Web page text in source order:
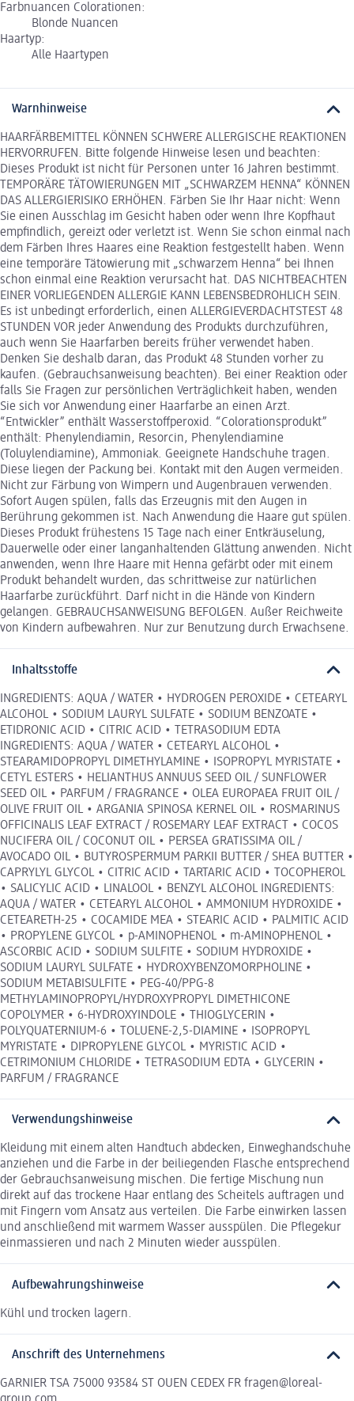
Farbnuancen Colorationen:
Blonde Nuancen
Haartyp:
Alle Haartypen
Warnhinweise
HAARFÄRBEMITTEL KÖNNEN SCHWERE ALLERGISCHE REAKTIONEN
HERVORRUFEN. Bitte folgende Hinweise lesen und beachten:
Dieses Produkt ist nicht für Personen unter 16 Jahren bestimmt.
TEMPORÄRE TÄTOWIERUNGEN MIT „SCHWARZEM HENNA“ KÖNNEN
DAS ALLERGIERISIKO ERHÖHEN. Färben Sie Ihr Haar nicht: Wenn
Sie einen Ausschlag im Gesicht haben oder wenn Ihre Kopfhaut
empfindlich, gereizt oder verletzt ist. Wenn Sie schon einmal nach
dem Färben Ihres Haares eine Reaktion festgestellt haben. Wenn
eine temporäre Tätowierung mit „schwarzem Henna“ bei Ihnen
schon einmal eine Reaktion verursacht hat. DAS NICHTBEACHTEN
EINER VORLIEGENDEN ALLERGIE KANN LEBENSBEDROHLICH SEIN.
Es ist unbedingt erforderlich, einen ALLERGIEVERDACHTSTEST 48
STUNDEN VOR jeder Anwendung des Produkts durchzuführen,
auch wenn Sie Haarfarben bereits früher verwendet haben.
Denken Sie deshalb daran, das Produkt 48 Stunden vorher zu
kaufen. (Gebrauchsanweisung beachten). Bei einer Reaktion oder
falls Sie Fragen zur persönlichen Verträglichkeit haben, wenden
Sie sich vor Anwendung einer Haarfarbe an einen Arzt.
“Entwickler” enthält Wasserstoffperoxid. “Colorationsprodukt”
enthält: Phenylendiamin, Resorcin, Phenylendiamine
(Toluylendiamine), Ammoniak. Geeignete Handschuhe tragen.
Diese liegen der Packung bei. Kontakt mit den Augen vermeiden.
Nicht zur Färbung von Wimpern und Augenbrauen verwenden.
Sofort Augen spülen, falls das Erzeugnis mit den Augen in
Berührung gekommen ist. Nach Anwendung die Haare gut spülen.
Dieses Produkt frühestens 15 Tage nach einer Entkräuselung,
Dauerwelle oder einer langanhaltenden Glättung anwenden. Nicht
anwenden, wenn Ihre Haare mit Henna gefärbt oder mit einem
Produkt behandelt wurden, das schrittweise zur natürlichen
Haarfarbe zurückführt. Darf nicht in die Hände von Kindern
gelangen. GEBRAUCHSANWEISUNG BEFOLGEN. Außer Reichweite
von Kindern aufbewahren. Nur zur Benutzung durch Erwachsene.
Inhaltsstoffe
INGREDIENTS: AQUA / WATER • HYDROGEN PEROXIDE • CETEARYL
ALCOHOL • SODIUM LAURYL SULFATE • SODIUM BENZOATE •
ETIDRONIC ACID • CITRIC ACID • TETRASODIUM EDTA
INGREDIENTS: AQUA / WATER • CETEARYL ALCOHOL •
STEARAMIDOPROPYL DIMETHYLAMINE • ISOPROPYL MYRISTATE •
CETYL ESTERS • HELIANTHUS ANNUUS SEED OIL / SUNFLOWER
SEED OIL • PARFUM / FRAGRANCE • OLEA EUROPAEA FRUIT OIL /
OLIVE FRUIT OIL • ARGANIA SPINOSA KERNEL OIL • ROSMARINUS
OFFICINALIS LEAF EXTRACT / ROSEMARY LEAF EXTRACT • COCOS
NUCIFERA OIL / COCONUT OIL • PERSEA GRATISSIMA OIL /
AVOCADO OIL • BUTYROSPERMUM PARKII BUTTER / SHEA BUTTER •
CAPRYLYL GLYCOL • CITRIC ACID • TARTARIC ACID • TOCOPHEROL
• SALICYLIC ACID • LINALOOL • BENZYL ALCOHOL INGREDIENTS:
AQUA / WATER • CETEARYL ALCOHOL • AMMONIUM HYDROXIDE •
CETEARETH-25 • COCAMIDE MEA • STEARIC ACID • PALMITIC ACID
• PROPYLENE GLYCOL • p-AMINOPHENOL • m-AMINOPHENOL •
ASCORBIC ACID • SODIUM SULFITE • SODIUM HYDROXIDE •
SODIUM LAURYL SULFATE • HYDROXYBENZOMORPHOLINE •
SODIUM METABISULFITE • PEG-40/PPG-8
METHYLAMINOPROPYL/HYDROXYPROPYL DIMETHICONE
COPOLYMER • 6-HYDROXYINDOLE • THIOGLYCERIN •
POLYQUATERNIUM-6 • TOLUENE-2,5-DIAMINE • ISOPROPYL
MYRISTATE • DIPROPYLENE GLYCOL • MYRISTIC ACID •
CETRIMONIUM CHLORIDE • TETRASODIUM EDTA • GLYCERIN •
PARFUM / FRAGRANCE
Verwendungshinweise
Kleidung mit einem alten Handtuch abdecken, Einweghandschuhe
anziehen und die Farbe in der beiliegenden Flasche entsprechend
der Gebrauchsanweisung mischen. Die fertige Mischung nun
direkt auf das trockene Haar entlang des Scheitels auftragen und
mit Fingern vom Ansatz aus verteilen. Die Farbe einwirken lassen
und anschließend mit warmem Wasser ausspülen. Die Pflegekur
einmassieren und nach 2 Minuten wieder ausspülen.
Aufbewahrungshinweise
Kühl und trocken lagern.
Anschrift des Unternehmens
GARNIER TSA 75000 93584 ST OUEN CEDEX FR fragen@loreal-